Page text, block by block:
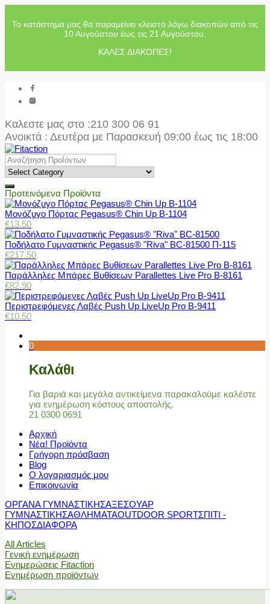
Το κατάστημα μας θα παραμείνει κλειστό λόγω διακοπών από τις
10 Αυγούστου έως τις 21 Αυγούστου.
ΚΑΛΕΣ ΔΙΑΚΟΠΕΣ!
Καλεστε μας στο :210 300 06 91
Ανοικτά : Δευτέρα με Παρασκευή 09:00 έως τις 18:00
Προτεινόμενα Προϊόντα
Μονόζυγο Πόρτας Pegasus® Chin Up Β-1104
€13.50
Ποδήλατο Γυμναστικής Pegasus® "Riva" BC-81500 Π-115
€217.50
Παράλληλες Μπάρες Βυθίσεων Parallettes Live Pro Β-8161
€82.90
Περιστρεφόμενες Λαβές Push Up LiveUp Pro Β-9411
€10.50
0
Καλάθι
Για βαριά και μεγάλα αντικείμενα παρακαλούμε καλέστε
για ενημέρωση κόστους αποστολής.
21 0300 0691
Αρχική
Νέα! Προϊόντα
Γρήγορη πρόσβαση
Blog
Ο λογαριασμός μου
Επικοινωνία
ΟΡΓΑΝΑ ΓΥΜΝΑΣΤΙΚΗΣΑΞΕΣΟΥΑΡ
ΓΥΜΝΑΣΤΙΚΗΣΑΘΛΗΜΑΤΑOUTDOOR SPORTΣΠΙΤΙ -
ΚΗΠΟΣΔΙΑΦΟΡΑ
All Articles
Γενική ενημέρωση
Ενημερώσεις Fitaction
Ενημέρωση προϊόντων